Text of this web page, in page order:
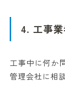
4. 工事
工事中に何か
管理会社に相